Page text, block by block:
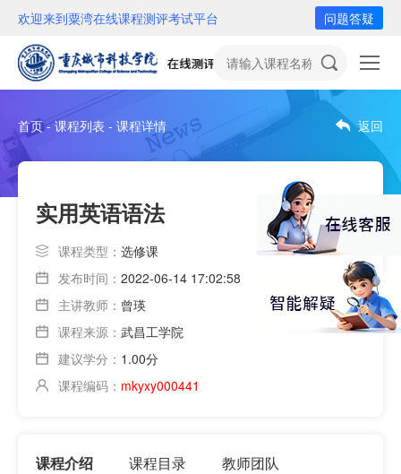
欢迎来到粟湾在线课程测评考试平台 问题答疑
首页 - 课程列表 - 课程详情 返回
实用英语语法
课程类型： 选修课
发布时间： 2022-06-14 17:02:58
主讲教师： 曾瑛
课程来源： 武昌工学院
建议学分： 1.00分
课程编码： mkyxy000441
课程介绍 课程目录 教师团队